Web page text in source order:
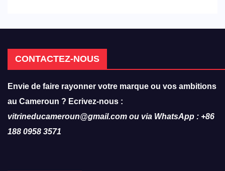
CONTACTEZ-NOUS
Envie de faire rayonner votre marque ou vos ambitions
au Cameroun ? Ecrivez-nous :
vitrineducameroun@gmail.com ou via WhatsApp : +86
188 0958 3571